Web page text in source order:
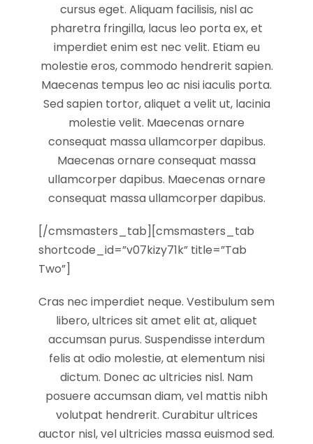
cursus eget. Aliquam facilisis, nisl ac
pharetra fringilla, lacus leo porta ex, et
imperdiet enim est nec velit. Etiam eu
molestie eros, commodo hendrerit sapien.
Maecenas tempus leo ac nisi iaculis porta.
Sed sapien tortor, aliquet a velit ut, lacinia
molestie velit. Maecenas ornare
consequat massa ullamcorper dapibus.
Maecenas ornare consequat massa
ullamcorper dapibus. Maecenas ornare
consequat massa ullamcorper dapibus.
[/cmsmasters_tab][cmsmasters_tab
shortcode_id=”v07kizy71k” title=”Tab
Two”]
Cras nec imperdiet neque. Vestibulum sem
libero, ultrices sit amet elit at, aliquet
accumsan purus. Suspendisse interdum
felis at odio molestie, at elementum nisi
dictum. Donec ac ultricies nisl. Nam
posuere accumsan diam, vel mattis nibh
volutpat hendrerit. Curabitur ultrices
auctor nisl, vel ultricies massa euismod sed.